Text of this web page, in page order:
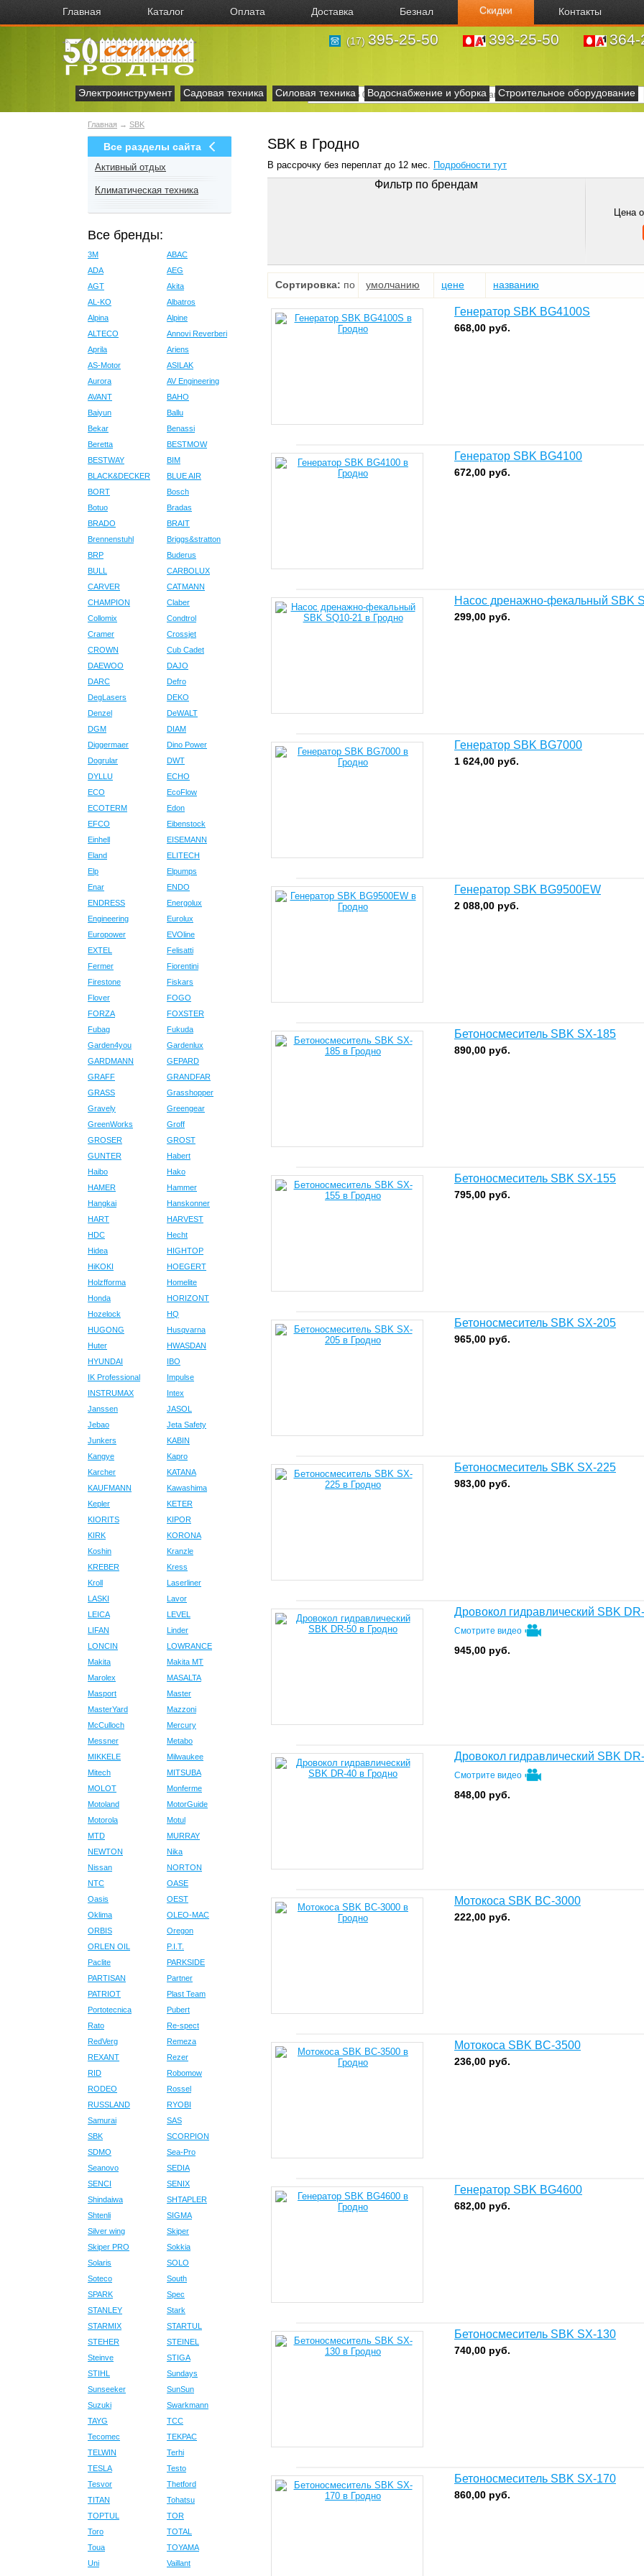
Главная Каталог Оплата Доставка Безнал Скидки Контакты
(17) 395-25-50 393-25-50 364-
Электроинструмент Садовая техника Силовая техника Водоснабжение и уборка Строительное оборудование
Главная → SBK
Все разделы сайта
Активный отдых
Климатическая техника
Все бренды:
3M
ABAC
ADA
AEG
AGT
Akita
AL-KO
Albatros
Alpina
Alpine
ALTECO
Annovi Reverberi
Aprila
Ariens
AS-Motor
ASILAK
Aurora
AV Engineering
AVANT
BAHO
Baiyun
Ballu
Bekar
Benassi
Beretta
BESTMOW
BESTWAY
BIM
BLACK&DECKER
BLUE AIR
BORT
Bosch
Botuo
Bradas
BRADO
BRAIT
Brennenstuhl
Briggs&stratton
BRP
Buderus
BULL
CARBOLUX
CARVER
CATMANN
CHAMPION
Claber
Collomix
Condtrol
Cramer
Crossjet
CROWN
Cub Cadet
DAEWOO
DAJO
DARC
Defro
DegLasers
DEKO
Denzel
DeWALT
DGM
DIAM
Diggermaer
Dino Power
Dogrular
DWT
DYLLU
ECHO
ECO
EcoFlow
ECOTERM
Edon
EFCO
Eibenstock
Einhell
EISEMANN
Eland
ELITECH
Elp
Elpumps
Enar
ENDO
ENDRESS
Energolux
Engineering
Eurolux
Europower
EVOline
EXTEL
Felisatti
Fermer
Fiorentini
Firestone
Fiskars
Flover
FOGO
FORZA
FOXSTER
Fubag
Fukuda
Garden4you
Gardenlux
GARDMANN
GEPARD
GRAFF
GRANDFAR
GRASS
Grasshopper
Gravely
Greengear
GreenWorks
Groff
GROSER
GROST
GUNTER
Habert
Haibo
Hako
HAMER
Hammer
Hangkai
Hanskonner
HART
HARVEST
HDC
Hecht
Hidea
HIGHTOP
HiKOKI
HOEGERT
Holzfforma
Homelite
Honda
HORIZONT
Hozelock
HQ
HUGONG
Husqvarna
Huter
HWASDAN
HYUNDAI
IBO
IK Professional
Impulse
INSTRUMAX
Intex
Janssen
JASOL
Jebao
Jeta Safety
Junkers
KABIN
Kangye
Kapro
Karcher
KATANA
KAUFMANN
Kawashima
Kepler
KETER
KIORITS
KIPOR
KIRK
KORONA
Koshin
Kranzle
KREBER
Kress
Kroll
Laserliner
LASKI
Lavor
LEICA
LEVEL
LIFAN
Linder
LONCIN
LOWRANCE
Makita
Makita MT
Marolex
MASALTA
Masport
Master
MasterYard
Mazzoni
McCulloch
Mercury
Messner
Metabo
MIKKELE
Milwaukee
Mitech
MITSUBA
MOLOT
Monferme
Motoland
MotorGuide
Motorola
Motul
MTD
MURRAY
NEWTON
Nika
Nissan
NORTON
NTC
OASE
Oasis
OEST
Oklima
OLEO-MAC
ORBIS
Oregon
ORLEN OIL
P.I.T.
Paclite
PARKSIDE
PARTISAN
Partner
PATRIOT
Plast Team
Portotecnica
Pubert
Rato
Re-spect
RedVerg
Remeza
REXANT
Rezer
RID
Robomow
RODEO
Rossel
RUSSLAND
RYOBI
Samurai
SAS
SBK
SCORPION
SDMO
Sea-Pro
Seanovo
SEDIA
SENCI
SENIX
Shindaiwa
SHTAPLER
Shtenli
SIGMA
Silver wing
Skiper
Skiper PRO
Sokkia
Solaris
SOLO
Soteco
South
SPARK
Spec
STANLEY
Stark
STARMIX
STARTUL
STEHER
STEINEL
Steinve
STIGA
STIHL
Sundays
Sunseeker
SunSun
Suzuki
Swarkmann
TAYG
TCC
Tecomec
TEKPAC
TELWIN
Terhi
TESLA
Testo
Tesvor
Thetford
TITAN
Tohatsu
TOPTUL
TOR
Toro
TOTAL
Toua
TOYAMA
Uni
Vaillant
SBK в Гродно
В рассрочку без переплат до 12 мес. Подробности тут
Фильтр по брендам
Цена
Сортировка: по умолчанию цене названию
Генератор SBK BG4100S
668,00 руб.
Генератор SBK BG4100
672,00 руб.
Насос дренажно-фекальный SBK
299,00 руб.
Генератор SBK BG7000
1 624,00 руб.
Генератор SBK BG9500EW
2 088,00 руб.
Бетоносмеситель SBK SX-185
890,00 руб.
Бетоносмеситель SBK SX-155
795,00 руб.
Бетоносмеситель SBK SX-205
965,00 руб.
Бетоносмеситель SBK SX-225
983,00 руб.
Дровокол гидравлический SBK
Смотрите видео
945,00 руб.
Дровокол гидравлический SBK
Смотрите видео
848,00 руб.
Мотокоса SBK BC-3000
222,00 руб.
Мотокоса SBK BC-3500
236,00 руб.
Генератор SBK BG4600
682,00 руб.
Бетоносмеситель SBK SX-130
740,00 руб.
Бетоносмеситель SBK SX-170
860,00 руб.